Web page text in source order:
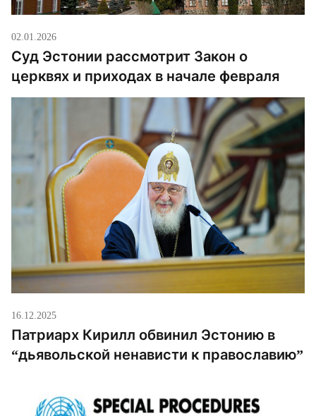
02.01.2026
Суд Эстонии рассмотрит Закон о
церквях и приходах в начале февраля
16.12.2025
Патриарх Кирилл обвинил Эстонию в
“дьявольской ненависти к православию”